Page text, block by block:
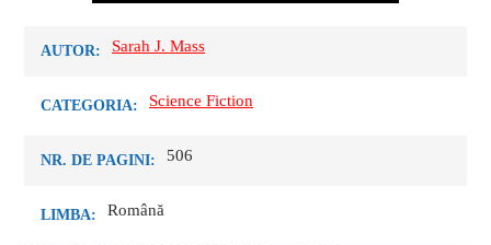
AUTOR: Sarah J. Mass
CATEGORIA: Science Fiction
NR. DE PAGINI: 506
LIMBA: Română